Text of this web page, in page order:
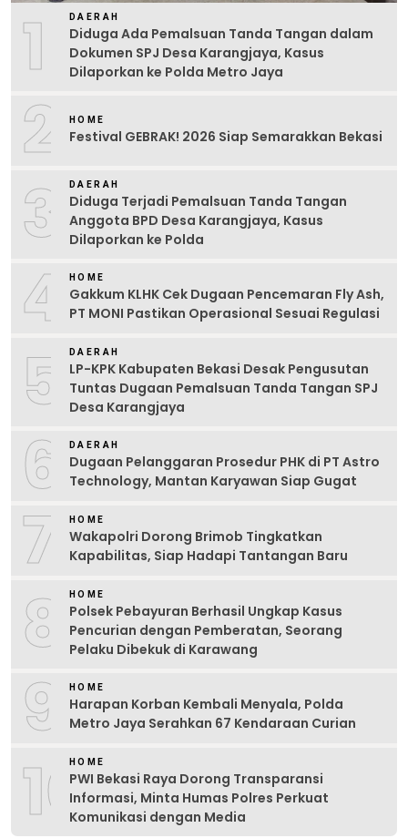
1 DAERAH
Diduga Ada Pemalsuan Tanda Tangan dalam
Dokumen SPJ Desa Karangjaya, Kasus
Dilaporkan ke Polda Metro Jaya
2 HOME
Festival GEBRAK! 2026 Siap Semarakkan Bekasi
3 DAERAH
Diduga Terjadi Pemalsuan Tanda Tangan
Anggota BPD Desa Karangjaya, Kasus
Dilaporkan ke Polda
4 HOME
Gakkum KLHK Cek Dugaan Pencemaran Fly Ash,
PT MONI Pastikan Operasional Sesuai Regulasi
5 DAERAH
LP-KPK Kabupaten Bekasi Desak Pengusutan
Tuntas Dugaan Pemalsuan Tanda Tangan SPJ
Desa Karangjaya
6 DAERAH
Dugaan Pelanggaran Prosedur PHK di PT Astro
Technology, Mantan Karyawan Siap Gugat
7 HOME
Wakapolri Dorong Brimob Tingkatkan
Kapabilitas, Siap Hadapi Tantangan Baru
8 HOME
Polsek Pebayuran Berhasil Ungkap Kasus
Pencurian dengan Pemberatan, Seorang
Pelaku Dibekuk di Karawang
9 HOME
Harapan Korban Kembali Menyala, Polda
Metro Jaya Serahkan 67 Kendaraan Curian
10HOME
PWI Bekasi Raya Dorong Transparansi
Informasi, Minta Humas Polres Perkuat
Komunikasi dengan Media